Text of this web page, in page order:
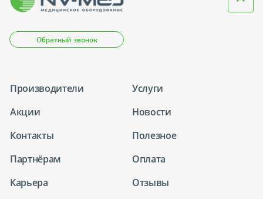
Обратный звонок
Производители
Услуги
Акции
Новости
Контакты
Полезное
Партнёрам
Оплата
Карьера
Отзывы